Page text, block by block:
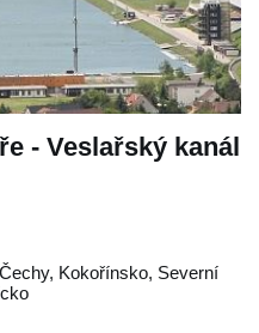
- Veslařský kanál
, Kokořínsko, Severní